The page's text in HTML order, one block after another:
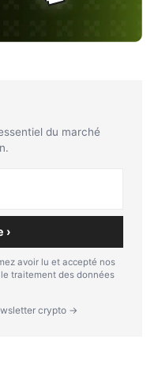
du marché
›
avoir lu et accepté nos
traitement des données
crypto →